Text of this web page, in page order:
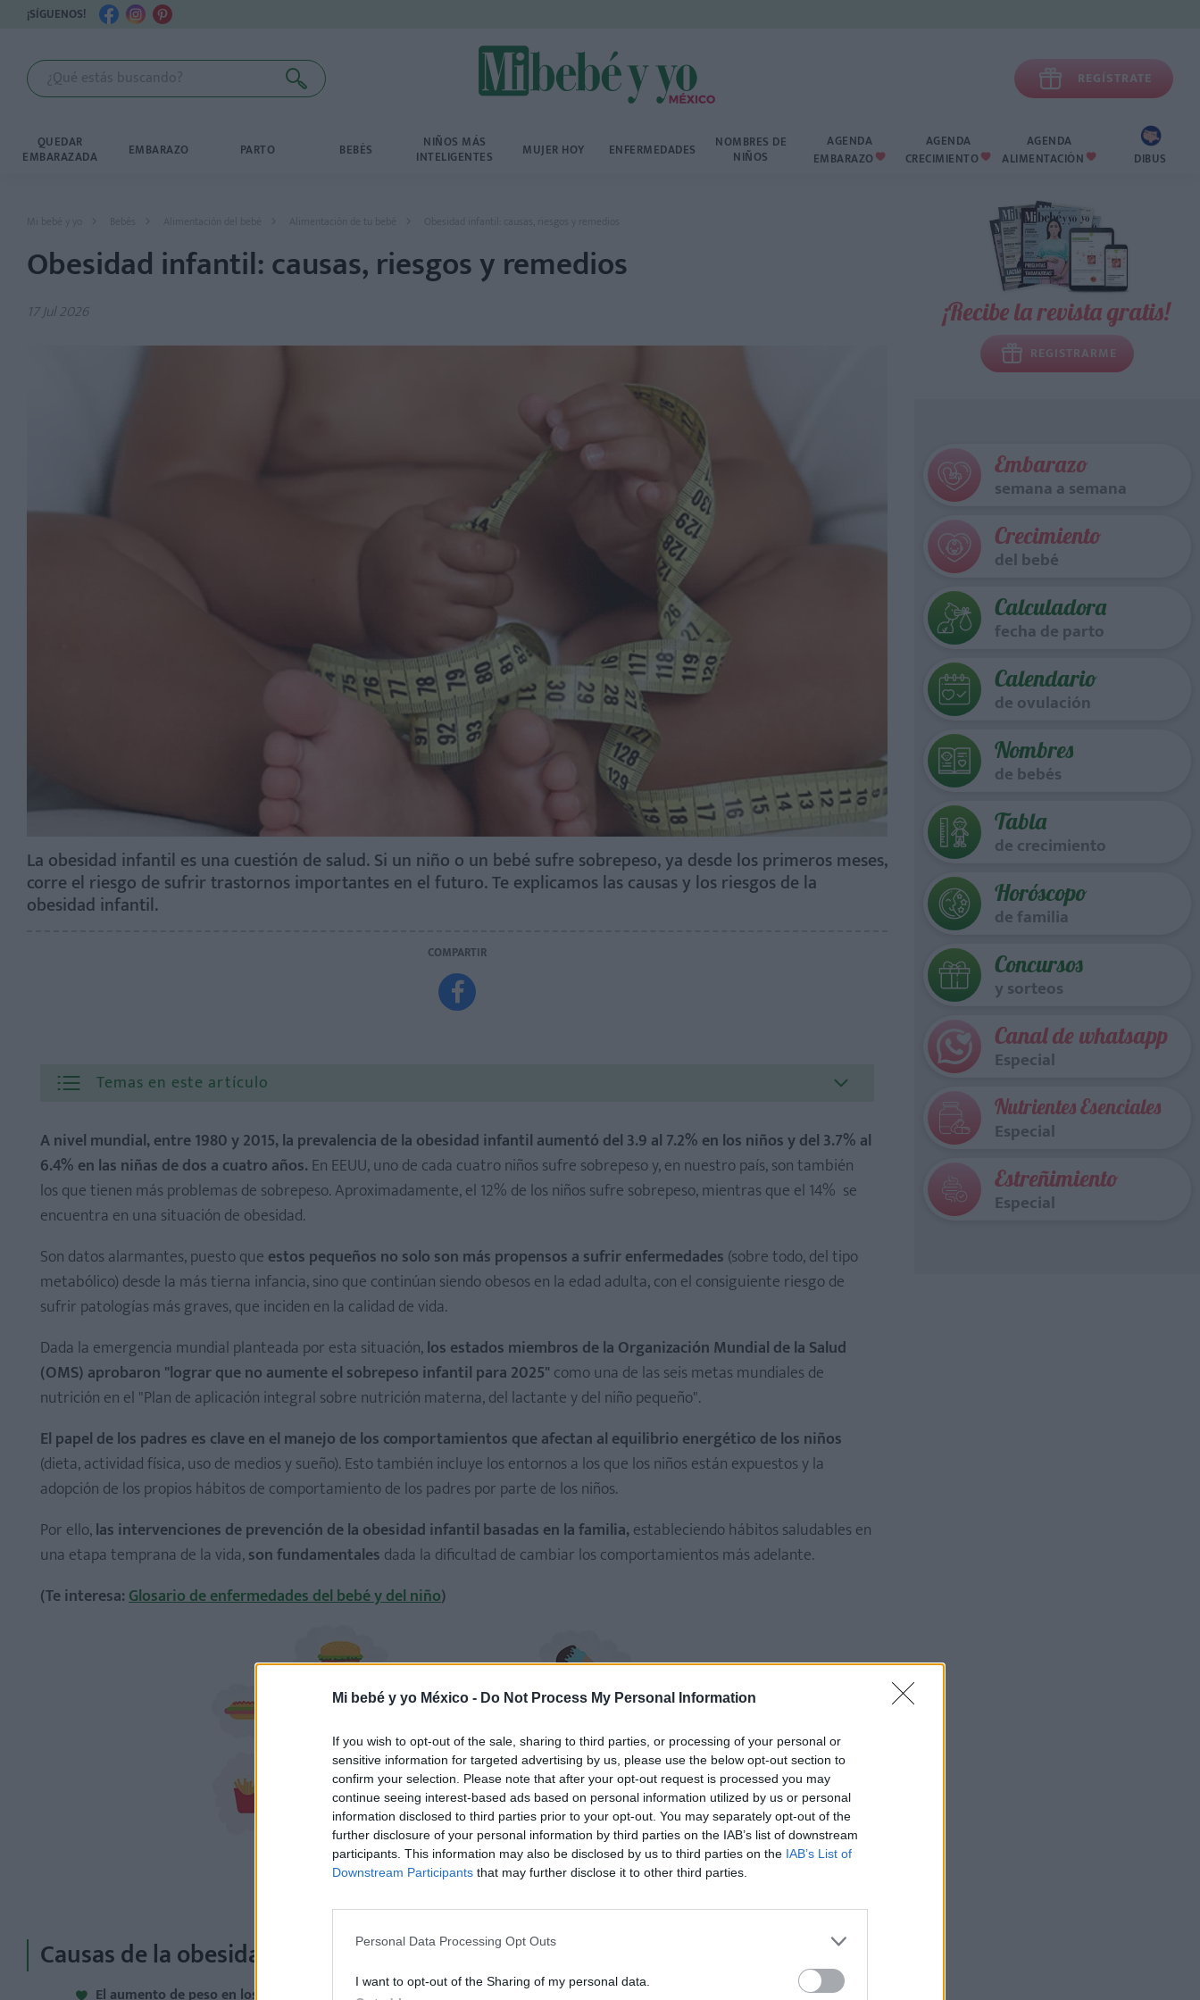
Mi bebé y yo México - Do Not Process My Personal Information
If you wish to opt-out of the sale, sharing to third parties, or processing of your personal or
sensitive information for targeted advertising by us, please use the below opt-out section to
confirm your selection. Please note that after your opt-out request is processed you may
continue seeing interest-based ads based on personal information utilized by us or personal
information disclosed to third parties prior to your opt-out. You may separately opt-out of the
further disclosure of your personal information by third parties on the IAB’s list of downstream
participants. This information may also be disclosed by us to third parties on the IAB’s List of
Downstream Participants that may further disclose it to other third parties.
Personal Data Processing Opt Outs
I want to opt-out of the Sharing of my personal data.
¡SÍGUENOS!
 REGÍSTRATE
QUEDAR
EMBARAZADA EMBARAZO PARTO BEBÉS NIÑOS MÁS
INTELIGENTES MUJER HOY ENFERMEDADES NOMBRES DE
NIÑOS
AGENDA
EMBARAZO 
AGENDA
CRECIMIENTO 
AGENDA
ALIMENTACIÓN  DIBUS
Mi bebé y yo Bebés Alimentación del bebé Alimentación de tu bebé Obesidad infantil: causas, riesgos y remedios
Obesidad infantil: causas, riesgos y remedios
17 Jul 2026
La obesidad infantil es una cuestión de salud. Si un niño o un bebé sufre sobrepeso, ya desde los primeros meses,
corre el riesgo de sufrir trastornos importantes en el futuro. Te explicamos las causas y los riesgos de la
obesidad infantil.
COMPARTIR

Temas en este artículo
A nivel mundial, entre 1980 y 2015, la prevalencia de la obesidad infantil aumentó del 3.9 al 7.2% en los niños y del 3.7% al
6.4% en las niñas de dos a cuatro años. En EEUU, uno de cada cuatro niños sufre sobrepeso y, en nuestro país, son también
los que tienen más problemas de sobrepeso. Aproximadamente, el 12% de los niños sufre sobrepeso, mientras que el 14% se
encuentra en una situación de obesidad.
Son datos alarmantes, puesto que estos pequeños no solo son más propensos a sufrir enfermedades (sobre todo, del tipo
metabólico) desde la más tierna infancia, sino que continúan siendo obesos en la edad adulta, con el consiguiente riesgo de
sufrir patologías más graves, que inciden en la calidad de vida.
Dada la emergencia mundial planteada por esta situación,los estados miembros de la Organización Mundial de la Salud
(OMS) aprobaron "lograr que no aumente el sobrepeso infantil para 2025" como una de las seis metas mundiales de
nutrición en el "Plan de aplicación integral sobre nutrición materna, del lactante y del niño pequeño".
El papel de los padres es clave en el manejo de los comportamientos que afectan al equilibrio energético de los niños
(dieta, actividad física, uso de medios y sueño). Esto también incluye los entornos a los que los niños están expuestos y la
adopción de los propios hábitos de comportamiento de los padres por parte de los niños.
Por ello,las intervenciones de prevención de la obesidad infantil basadas en la familia,estableciendo hábitos saludables en
una etapa temprana de la vida,son fundamentales dada la dificultad de cambiar los comportamientos más adelante.
(Te interesa:Glosario de enfermedades del bebé y del niño)
Causas de la obesidad infantil
El aumento de peso en los niños se debe en partea una ingesta elevada de energía, que a menudo incluye una
cantidad
¡Recibe la revista gratis!
REGISTRARME
Embarazo
semana a semana
Crecimiento
del bebé
Calculadora
fecha de parto
Calendario
de ovulación
Nombres
de bebés
Tabla
de crecimiento
Horóscopo
de familia
Concursos
y sorteos
Canal de whatsapp
Especial
Nutrientes Esenciales
Especial
Estreñimiento
Especial